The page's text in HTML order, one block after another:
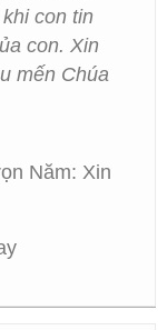
con tin
con. Xin
mến Chúa
Năm: Xin